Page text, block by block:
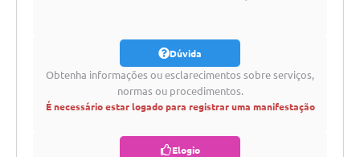
Dúvida
Obtenha informações ou esclarecimentos sobre serviços,
normas ou procedimentos.
É necessário estar logado para registrar uma manifestação
Elogio